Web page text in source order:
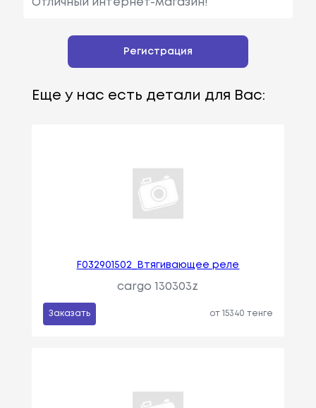
Отличный интернет-магазин!
Регистрация
Еще у нас есть детали для Вас:
F032901502_Втягивающее реле
cargo 130303z
Заказать от 15340 тенге